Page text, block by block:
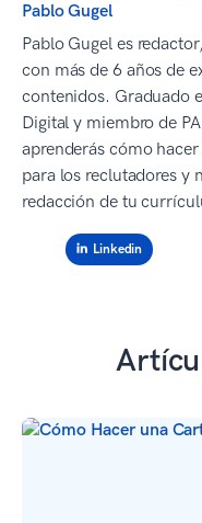
Pablo Gugel
Pablo Gugel es
con más de 6 años de
contenidos. Graduado
Digital y miembro de
aprenderás cómo
para los reclutadores y
redacción de tu
Linkedin